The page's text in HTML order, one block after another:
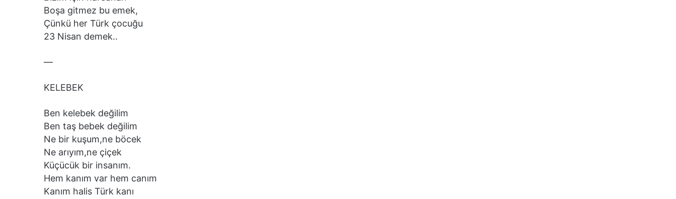
Boşa gitmez bu emek,
Çünkü her Türk çocuğu
23 Nisan demek..
—
KELEBEK
Ben kelebek değilim
Ben taş bebek değilim
Ne bir kuşum,ne böcek
Ne arıyım,ne çiçek
Küçücük bir insanım.
Hem kanım var hem canım
Kanım halis Türk kanı